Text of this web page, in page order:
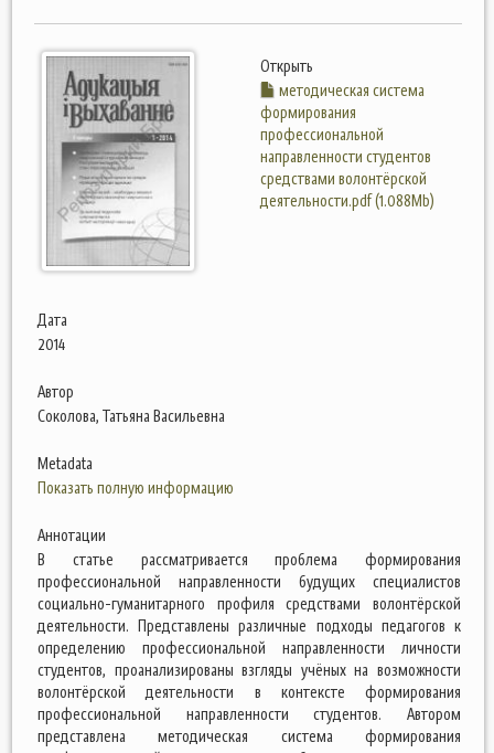
Открыть
методическая система
формирования
профессиональной
направленности студентов
средствами волонтёрской
деятельности.pdf (1.088Mb)
Дата
2014
Автор
Соколова, Татьяна Васильевна
Metadata
Показать полную информацию
Аннотации
В статье рассматривается проблема формирования
профессиональной направленности будущих специалистов
социально-гуманитарного профиля средствами волонтёрской
деятельности. Представлены различные подходы педагогов к
определению профессиональной направленности личности
студентов, проанализированы взгляды учёных на возможности
волонтёрской деятельности в контексте формирования
профессиональной направленности студентов. Автором
представлена методическая система формирования